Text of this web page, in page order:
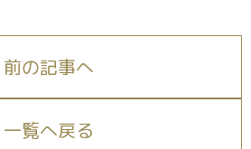
前の記事へ
一覧へ戻る